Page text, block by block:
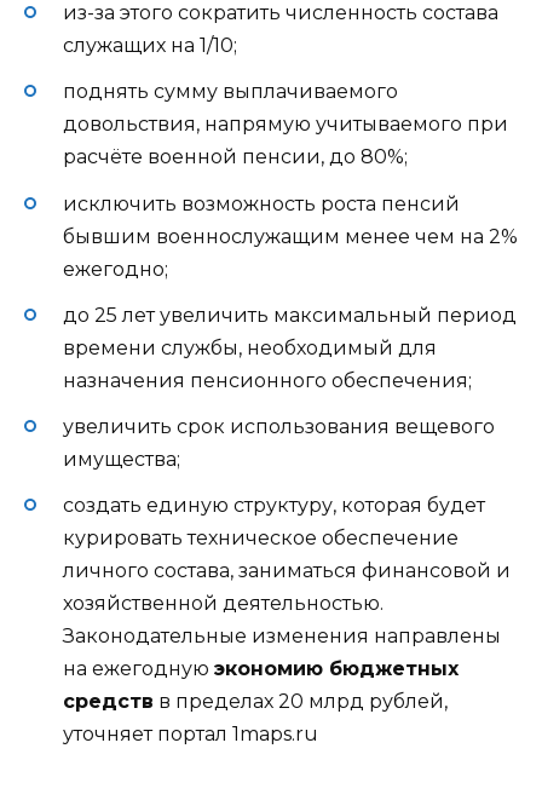
из-за этого сократить численность состава
служащих на 1/10;
поднять сумму выплачиваемого
довольствия, напрямую учитываемого при
расчёте военной пенсии, до 80%;
исключить возможность роста пенсий
бывшим военнослужащим менее чем на 2%
ежегодно;
до 25 лет увеличить максимальный период
времени службы, необходимый для
назначения пенсионного обеспечения;
увеличить срок использования вещевого
имущества;
создать единую структуру, которая будет
курировать техническое обеспечение
личного состава, заниматься финансовой и
хозяйственной деятельностью.
Законодательные изменения направлены
на ежегодную экономию бюджетных
средств в пределах 20 млрд рублей,
уточняет портал 1maps.ru